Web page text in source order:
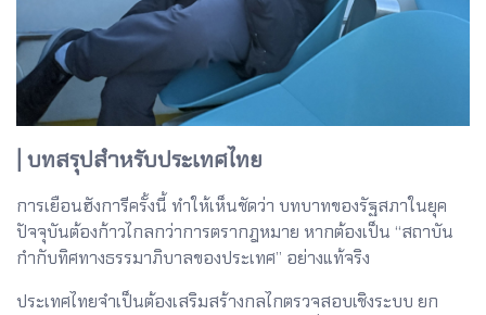
| บทสรุปสำหรับประเทศไทย
การเยือนฮังการีครั้งนี้ ทำให้เห็นชัดว่า บทบาทของรัฐสภาในยุค
ปัจจุบันต้องก้าวไกลกว่าการตรากฎหมาย หากต้องเป็น “สถาบัน
กำกับทิศทางธรรมาภิบาลของประเทศ” อย่างแท้จริง
ประเทศไทยจำเป็นต้องเสริมสร้างกลไกตรวจสอบเชิงระบบ ยก